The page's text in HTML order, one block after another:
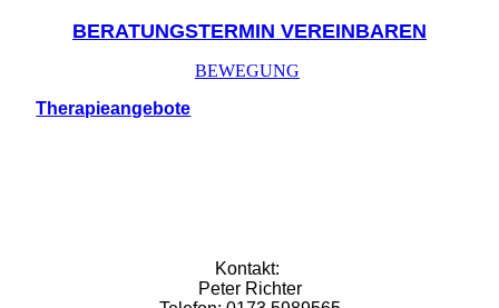
BERATUNGSTERMIN VEREINBAREN
BEWEGUNG
Therapieangebote
Kontakt:
Peter Richter